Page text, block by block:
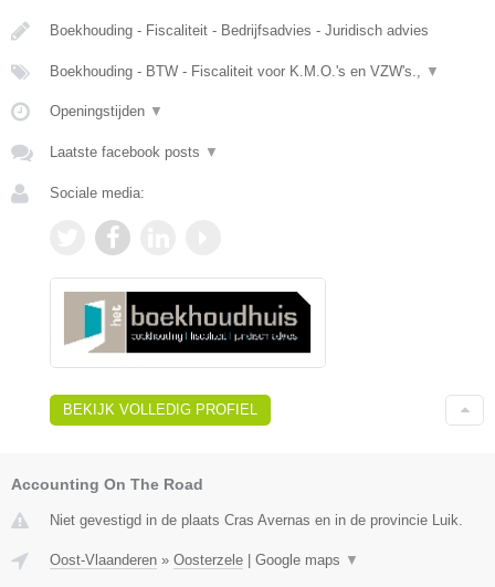
Boekhouding - Fiscaliteit - Bedrijfsadvies - Juridisch advies
Boekhouding - BTW - Fiscaliteit voor K.M.O.'s en VZW's., ▼
Openingstijden ▼
Laatste facebook posts ▼
Sociale media:
BEKIJK VOLLEDIG PROFIEL
Accounting On The Road
Niet gevestigd in de plaats Cras Avernas en in de provincie Luik.
Oost-Vlaanderen » Oosterzele Google maps ▼